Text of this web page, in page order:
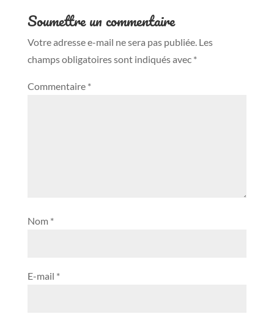
Soumettre un commentaire
Votre adresse e-mail ne sera pas publiée. Les
champs obligatoires sont indiqués avec *
Commentaire *
Nom *
E-mail *